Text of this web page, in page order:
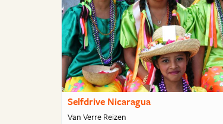
Selfdrive Nicaragua
Van Verre Reizen